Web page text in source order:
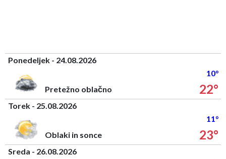
Ponedeljek - 24.08.2026
10°
Pretežno oblačno
22°
Torek - 25.08.2026
11°
Oblaki in sonce
23°
Sreda - 26.08.2026